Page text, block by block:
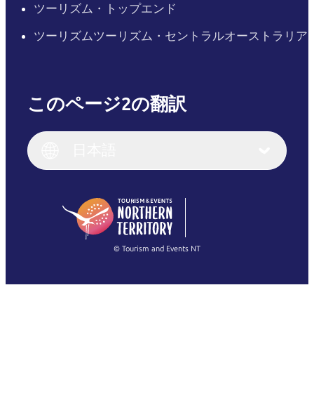
ツーリズム・トップエンド
ツーリズムツーリズム・セントラルオーストラリア
このページ2の翻訳
English (US)
English
(Singapore)
Français
繁體中文
© Tourism and Events NT